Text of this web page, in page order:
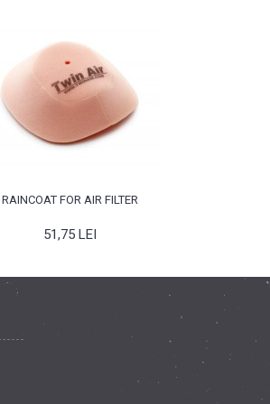
RAINCOAT FOR AIR FILTER
51,75 LEI